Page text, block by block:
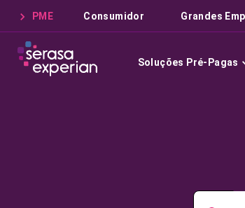
PME Consumidor Grandes
Soluções Pré-Pagas